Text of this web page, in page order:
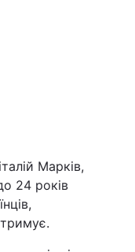
Марків,
24 років